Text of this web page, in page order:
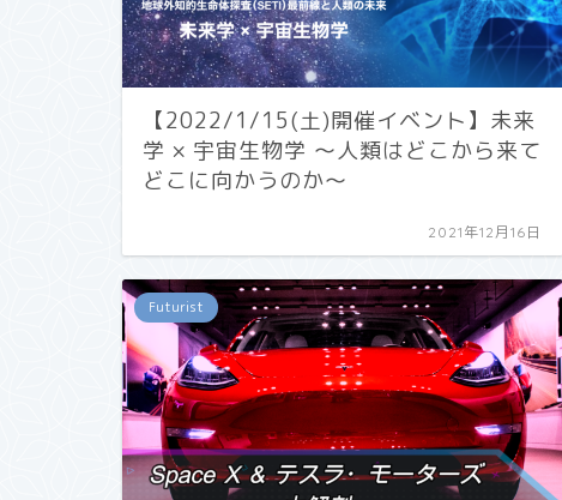
【2022/1/15(土)開催イベント】未来
学 × 宇宙生物学 〜人類はどこから来て
どこに向かうのか〜
2021年12月16日
Futurist